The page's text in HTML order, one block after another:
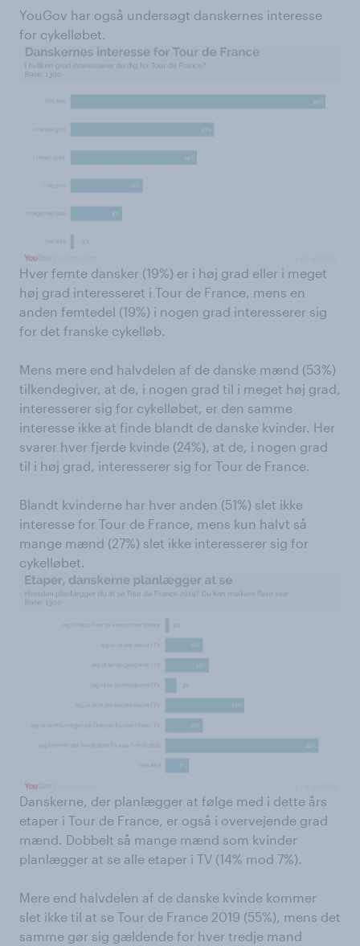
YouGov har også undersøgt danskernes interesse
for cykelløbet.
Hver femte dansker (19%) er i høj grad eller i meget
høj grad interesseret i Tour de France, mens en
anden femtedel (19%) i nogen grad interesserer sig
for det franske cykelløb.
Mens mere end halvdelen af de danske mænd (53%)
tilkendegiver, at de, i nogen grad til i meget høj grad,
interesserer sig for cykelløbet, er den samme
interesse ikke at finde blandt de danske kvinder. Her
svarer hver fjerde kvinde (24%), at de, i nogen grad
til i høj grad, interesserer sig for Tour de France.
Blandt kvinderne har hver anden (51%) slet ikke
interesse for Tour de France, mens kun halvt så
mange mænd (27%) slet ikke interesserer sig for
cykelløbet.
Danskerne, der planlægger at følge med i dette års
etaper i Tour de France, er også i overvejende grad
mænd. Dobbelt så mange mænd som kvinder
planlægger at se alle etaper i TV (14% mod 7%).
Mere end halvdelen af de danske kvinde kommer
slet ikke til at se Tour de France 2019 (55%), mens det
samme gør sig gældende for hver tredje mand